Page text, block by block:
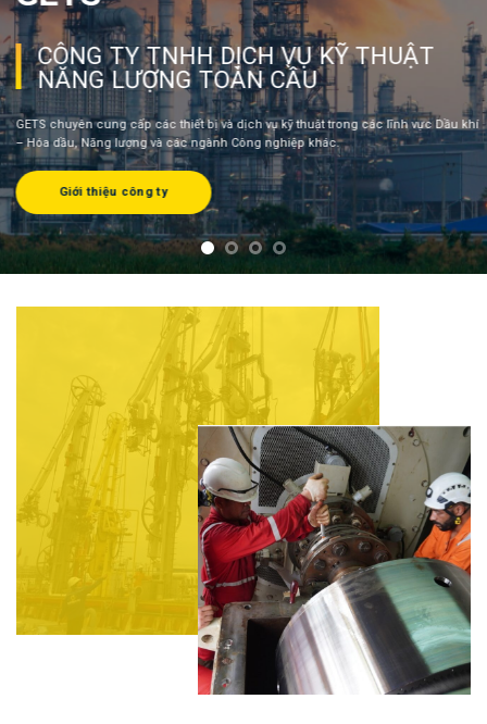
Lĩnh vực Dầu khí, Hóa Dầu: Tự hào là đối tác của nhiều nhà sản xuất lớn trên thế
giới, GETS luôn đáp ứng mọi yêu cầu của khách hàng từ việc cung cấp các thiết
bị vật tư như bơm, hộp số, phụ tùng thay thế đến các dịch vụ kỹ thuật như sữa
chữa, lắp đặt, vận hành thiết bị,…
Lĩnh vực Dầu khí - Hóa dầu
Các dự án đã thực hiện: Ngành Dầu khí - Hóa dầu